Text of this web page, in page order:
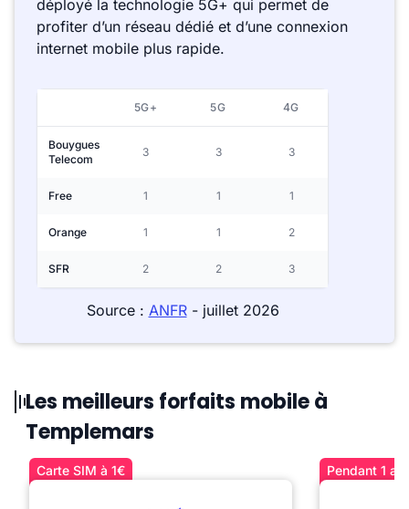
déployé la technologie 5G+ qui permet de
profiter d’un réseau dédié et d’une connexion
internet mobile plus rapide.
5G+ 5G 4G
Bouygues
Telecom
3 3 3
Free 1 1 1
Orange 1 1 2
SFR 2 2 3
Source : ANFR- juillet 2026
Les meilleurs forfaits mobile à
Templemars
Carte SIM à 1€ Pendant 1